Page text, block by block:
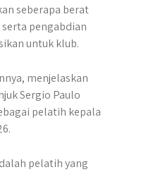
seberapa berat
pengabdian
untuk klub.
menjelaskan
Sergio Paulo
pelatih kepala
pelatih yang